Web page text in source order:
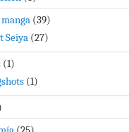
(39)
Seiya (27)
(1)
(1)